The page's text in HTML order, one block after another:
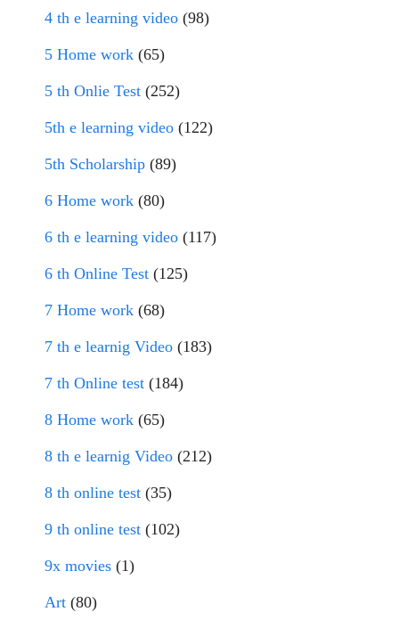
4 th e learning video (98)
5 Home work (65)
5 th Onlie Test (252)
5th e learning video (122)
5th Scholarship (89)
6 Home work (80)
6 th e learning video (117)
6 th Online Test (125)
7 Home work (68)
7 th e learnig Video (183)
7 th Online test (184)
8 Home work (65)
8 th e learnig Video (212)
8 th online test (35)
9 th online test (102)
9x movies (1)
Art (80)